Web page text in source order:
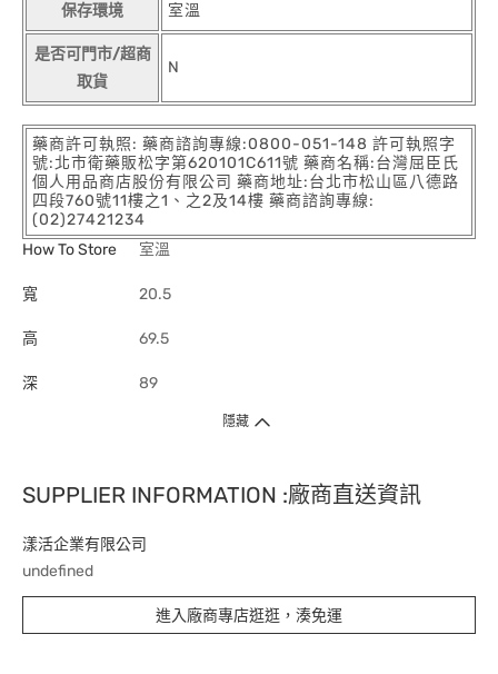
保存環境 室溫
是否可門市/超商
取貨
N
藥商許可執照: 藥商諮詢專線:0800-051-148 許可執照字
號:北市衛藥販松字第620101C611號 藥商名稱:台灣屈臣氏
個人用品商店股份有限公司 藥商地址:台北市松山區八德路
四段760號11樓之1、之2及14樓 藥商諮詢專線:
(02)27421234
How To Store
室溫
寬 20.5
高 69.5
深 89
隱藏
SUPPLIER INFORMATION :廠商直送資訊
漾活企業有限公司
undefined
進入廠商專店逛逛，湊免運